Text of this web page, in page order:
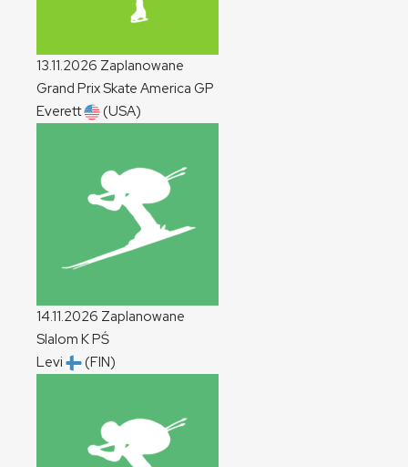
13.11.2026 Zaplanowane
Grand Prix Skate America GP
Everett
(USA)
14.11.2026 Zaplanowane
Slalom KPŚ
Levi
(FIN)